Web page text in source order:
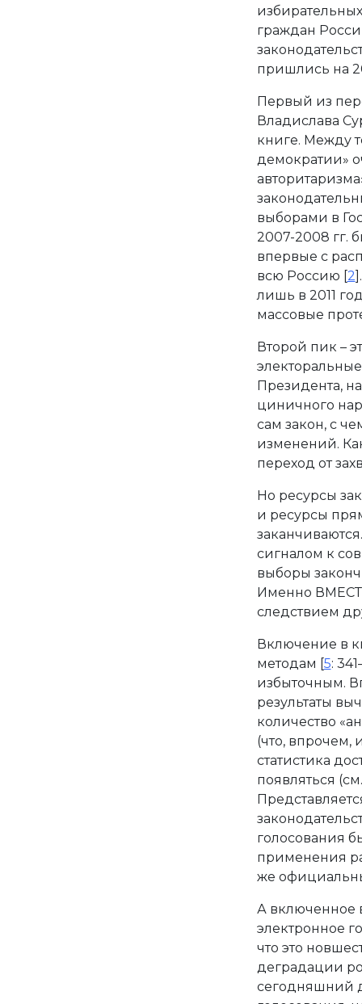
граждан
пришлись на
Первый из
Владислава
книге. Между
демократии»
выборами в
2007-2008 гг.
впервые с
всю Россию [2
лишь в 2011
массовые
Второй пик –
Президента,
циничного
сам закон, с
изменений.
переход от
Но ресурсы
и ресурсы
сигналом к
выборы
Именно
следствием
Включение в
методам [5:
избыточным.
результаты
количество
(что, впрочем,
статистика
появляться
голосования
применения
же
А включенное
электронное
что это
деградации
сегодняшний